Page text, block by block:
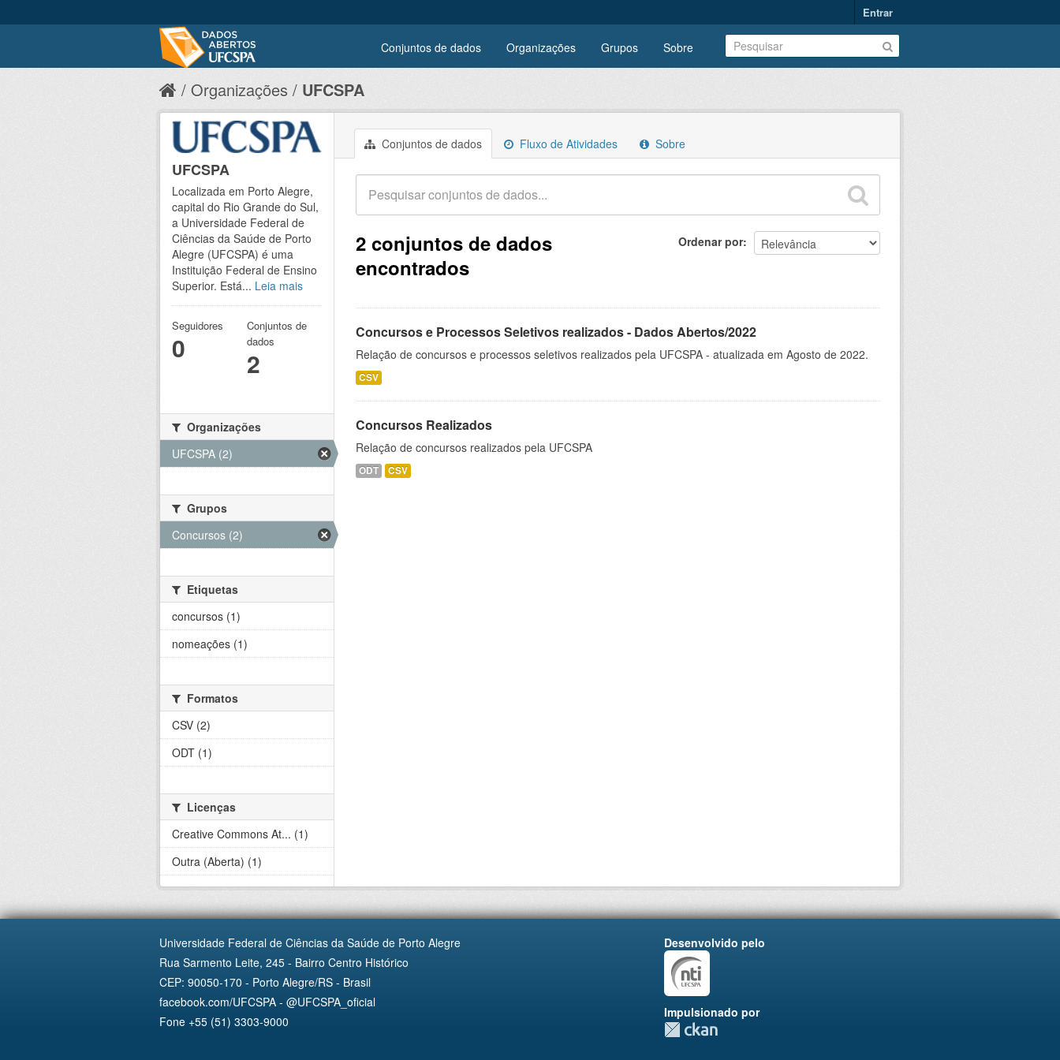
Entrar
Conjuntos de dados Organizações Grupos Sobre
Organizações UFCSPA
Conjuntos de dados Fluxo de Atividades Sobre
Ordenar por
2 conjuntos de dados
encontrados
Concursos e Processos Seletivos realizados - Dados Abertos/2022
Relação de concursos e processos seletivos realizados pela UFCSPA - atualizada em Agosto de 2022.
CSV
Concursos Realizados
Relação de concursos realizados pela UFCSPA
ODT CSV
UFCSPA
Localizada em Porto Alegre,
capital do Rio Grande do Sul,
a Universidade Federal de
Ciências da Saúde de Porto
Alegre (UFCSPA) é uma
Instituição Federal de Ensino
Superior. Está... Leia mais
Seguidores
0
Conjuntos de
dados
2
Organizações
UFCSPA (2)
Grupos
Concursos (2)
Etiquetas
concursos (1)
nomeações (1)
Formatos
CSV (2)
ODT (1)
Licenças
Creative Commons At... (1)
Outra (Aberta) (1)
Universidade Federal de Ciências da Saúde de Porto Alegre
Rua Sarmento Leite, 245 - Bairro Centro Histórico
CEP: 90050-170 - Porto Alegre/RS - Brasil
facebook.com/UFCSPA - @UFCSPA_oficial
Fone +55 (51) 3303-9000
Desenvolvido pelo
Impulsionado por